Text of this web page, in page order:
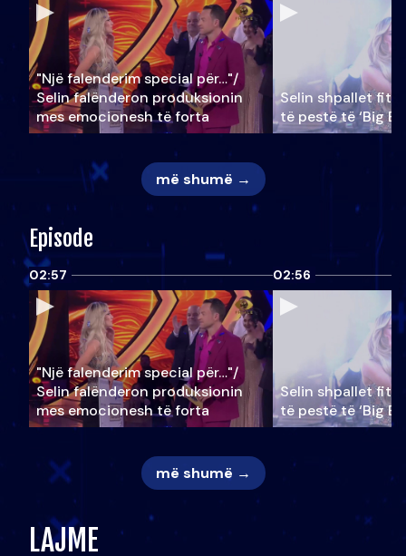
"Një falenderim special për…"/
Selin falënderon produksionin
mes emocionesh të forta
Selin shpallet
të pestë të ‘Big
më shumë →
Episode
02:57
"Një falenderim special për…"/
Selin falënderon produksionin
mes emocionesh të forta
02:56
Selin shpallet
të pestë të ‘Big
më shumë →
LAJME